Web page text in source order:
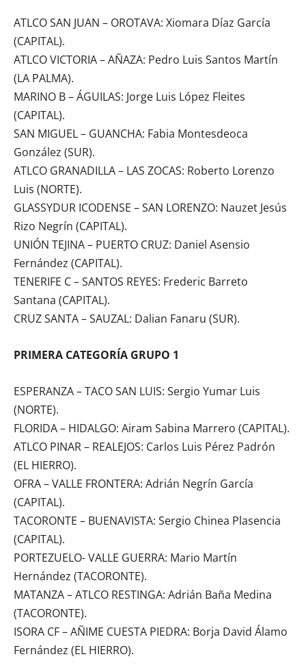
ATLCO SAN JUAN – OROTAVA: Xiomara Díaz García
(CAPITAL).
ATLCO VICTORIA – AÑAZA: Pedro Luis Santos Martín
(LA PALMA).
MARINO B – ÁGUILAS: Jorge Luis López Fleites
(CAPITAL).
SAN MIGUEL – GUANCHA: Fabia Montesdeoca
González (SUR).
ATLCO GRANADILLA – LAS ZOCAS: Roberto Lorenzo
Luis (NORTE).
GLASSYDUR ICODENSE – SAN LORENZO: Nauzet Jesús
Rizo Negrín (CAPITAL).
UNIÓN TEJINA – PUERTO CRUZ: Daniel Asensio
Fernández (CAPITAL).
TENERIFE C – SANTOS REYES: Frederic Barreto
Santana (CAPITAL).
CRUZ SANTA – SAUZAL: Dalian Fanaru (SUR).
PRIMERA CATEGORÍA GRUPO 1
ESPERANZA – TACO SAN LUIS: Sergio Yumar Luis
(NORTE).
FLORIDA – HIDALGO: Airam Sabina Marrero (CAPITAL).
ATLCO PINAR – REALEJOS: Carlos Luis Pérez Padrón
(EL HIERRO).
OFRA – VALLE FRONTERA: Adrián Negrín García
(CAPITAL).
TACORONTE – BUENAVISTA: Sergio Chinea Plasencia
(CAPITAL).
PORTEZUELO- VALLE GUERRA: Mario Martín
Hernández (TACORONTE).
MATANZA – ATLCO RESTINGA: Adrián Baña Medina
(TACORONTE).
ISORA CF – AÑIME CUESTA PIEDRA: Borja David Álamo
Fernández (EL HIERRO).